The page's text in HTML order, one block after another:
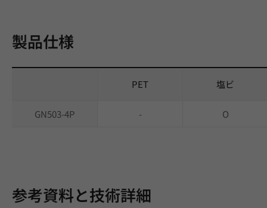
製品仕様
PET 塩ビ
GN503-4P - O
参考資料と技術詳細